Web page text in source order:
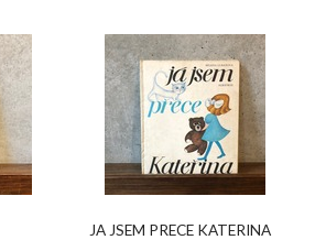
JA JSEM PRECE KATERINA